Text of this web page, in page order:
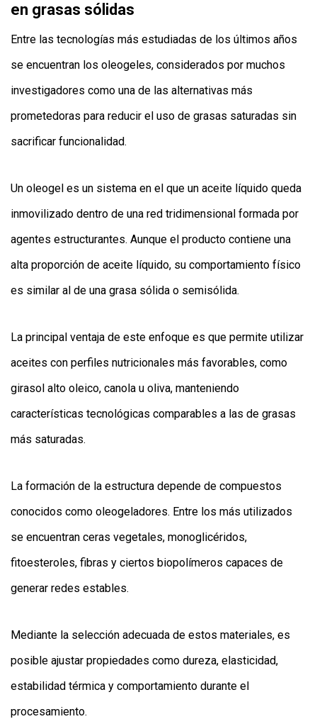
en grasas sólidas
Entre las tecnologías más estudiadas de los últimos años
se encuentran los oleogeles, considerados por muchos
investigadores como una de las alternativas más
prometedoras para reducir el uso de grasas saturadas sin
sacrificar funcionalidad.
Un oleogel es un sistema en el que un aceite líquido queda
inmovilizado dentro de una red tridimensional formada por
agentes estructurantes. Aunque el producto contiene una
alta proporción de aceite líquido, su comportamiento físico
es similar al de una grasa sólida o semisólida.
La principal ventaja de este enfoque es que permite utilizar
aceites con perfiles nutricionales más favorables, como
girasol alto oleico, canola u oliva, manteniendo
características tecnológicas comparables a las de grasas
más saturadas.
La formación de la estructura depende de compuestos
conocidos como oleogeladores. Entre los más utilizados
se encuentran ceras vegetales, monoglicéridos,
fitoesteroles, fibras y ciertos biopolímeros capaces de
generar redes estables.
Mediante la selección adecuada de estos materiales, es
posible ajustar propiedades como dureza, elasticidad,
estabilidad térmica y comportamiento durante el
procesamiento.